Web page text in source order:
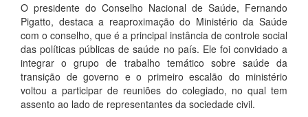
O presidente do Conselho Nacional de Saúde, Fernando
Pigatto, destaca a reaproximação do Ministério da Saúde
com o conselho, que é a principal instância de controle social
das políticas públicas de saúde no país. Ele foi convidado a
integrar o grupo de trabalho temático sobre saúde da
transição de governo e o primeiro escalão do ministério
voltou a participar de reuniões do colegiado, no qual tem
assento ao lado de representantes da sociedade civil.